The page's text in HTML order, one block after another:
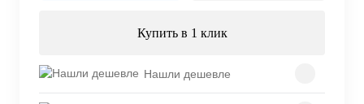
Купить в 1 клик
Нашли дешевле